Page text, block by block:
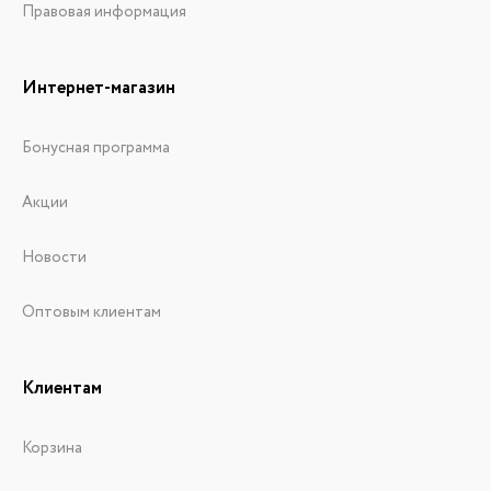
Правовая информация
Интернет-магазин
Бонусная программа
Акции
Новости
Оптовым клиентам
Клиентам
Корзина